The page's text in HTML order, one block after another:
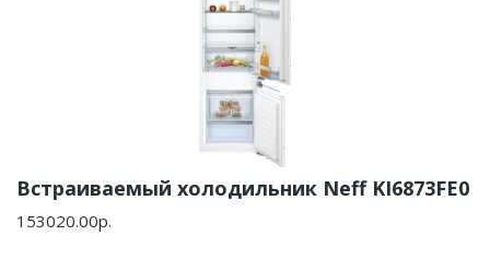
Встраиваемый холодильник Neff KI6873FE0
153020.00р.